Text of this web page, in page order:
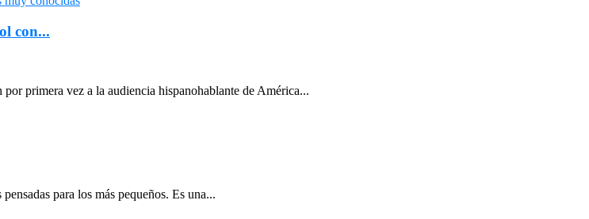
con...
primera vez a la audiencia hispanohablante de América...
para los más pequeños. Es una...